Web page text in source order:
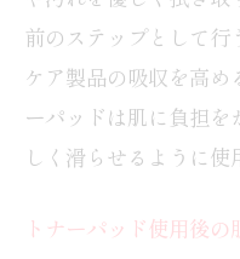
フェムケア
方
フェムケアで使
フェムケアで
トナーパッド
前のステップとして
ケア製品の吸収を高
ーパッドは肌に負担
しく滑らせるように使
トナーパッド使用後